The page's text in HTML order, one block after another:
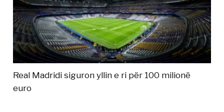
Real Madridi siguron yllin e ri për 100 milionë
euro